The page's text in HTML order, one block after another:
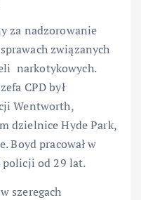
za nadzorowanie
związanych
narkotykowych.
CPD był
Wentworth,
dzielnice Hyde Park,
Boyd pracował w
policji od 29 lat.
szeregach